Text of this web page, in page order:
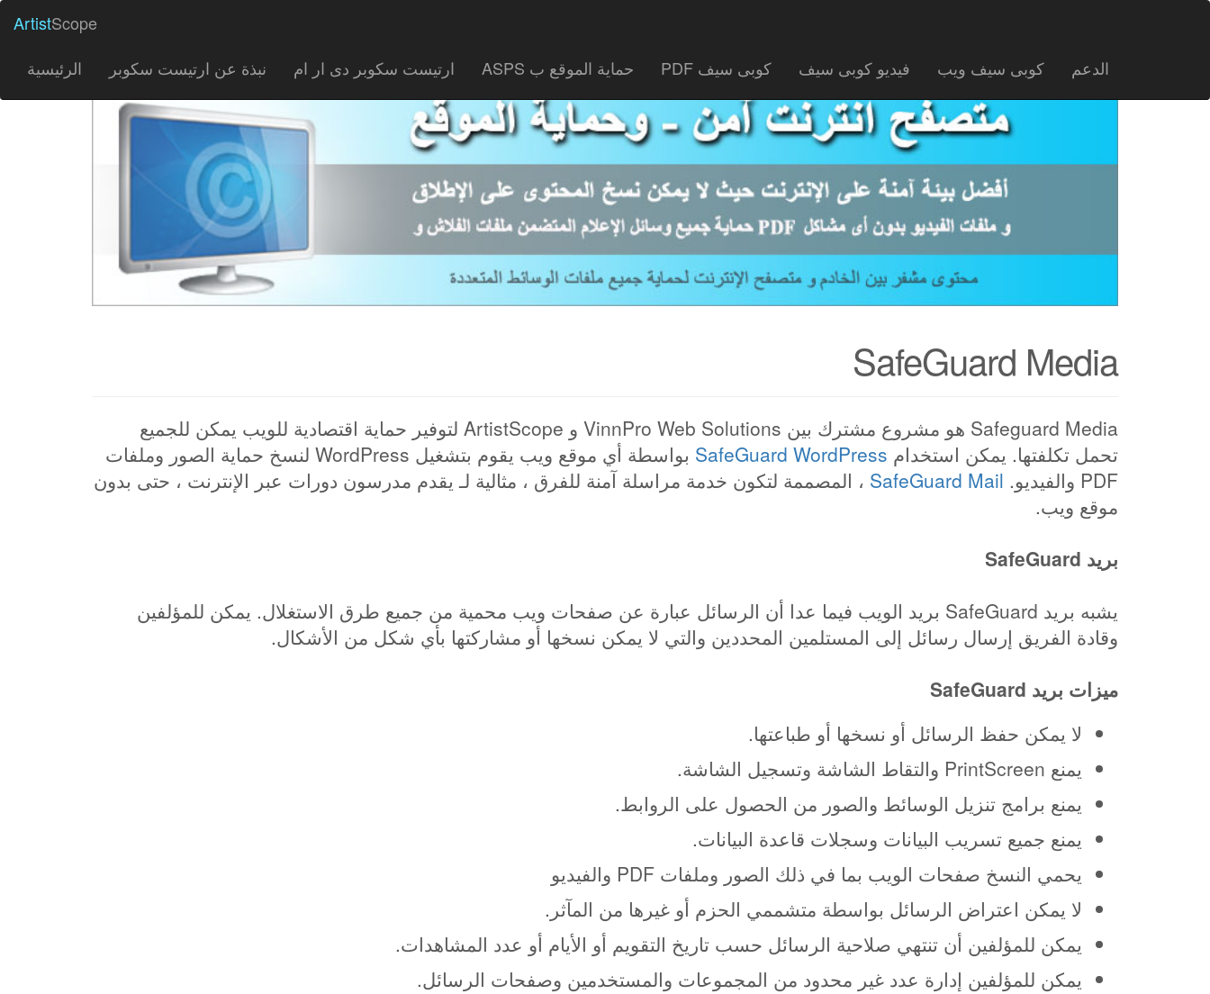
ArtistScope
الرئيسية
نبذة عن ارتيست سكوبر ارتيست سكوبر دى ار ام حماية الموقع ب ASPS كوبى سيف PDF فيديو كوبى سيف كوبى سيف ويب الدعم
SafeGuard Media
Safeguard Media هو مشروع مشترك بين VinnPro Web Solutions و ArtistScope لتوفير حماية اقتصادية للويب يمكن للجميع
تحمل تكلفتها. يمكن استخدام SafeGuard WordPress
بواسطة أي موقع ويب يقوم بتشغيل WordPress لنسخ حماية الصور وملفات
PDF والفيديو.
SafeGuard Mail ، المصممة لتكون خدمة مراسلة آمنة للفرق ، مثالية لـ يقدم مدرسون دورات عبر الإنترنت ، حتى بدون
موقع ويب.
بريد SafeGuard
يشبه بريد SafeGuard بريد الويب فيما عدا أن الرسائل عبارة عن صفحات ويب محمية من جميع طرق الاستغلال. يمكن للمؤلفين
وقادة الفريق إرسال رسائل إلى المستلمين المحددين والتي لا يمكن نسخها أو مشاركتها بأي شكل من الأشكال.
ميزات بريد SafeGuard
لا يمكن حفظ الرسائل أو نسخها أو طباعتها.
يمنع PrintScreen والتقاط الشاشة وتسجيل الشاشة.
يمنع برامج تنزيل الوسائط والصور من الحصول على الروابط.
يمنع جميع تسريب البيانات وسجلات قاعدة البيانات.
يحمي النسخ صفحات الويب بما في ذلك الصور وملفات PDF والفيديو
لا يمكن اعتراض الرسائل بواسطة متشممي الحزم أو غيرها من المآثر.
يمكن للمؤلفين أن تنتهي صلاحية الرسائل حسب تاريخ التقويم أو الأيام أو عدد المشاهدات.
يمكن للمؤلفين إدارة عدد غير محدود من المجموعات والمستخدمين وصفحات الرسائل.